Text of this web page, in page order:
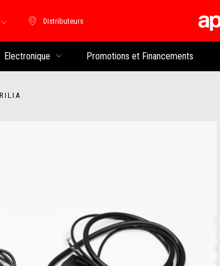
Distributeurs
Distributeurs
Electronique Promotions et Financements